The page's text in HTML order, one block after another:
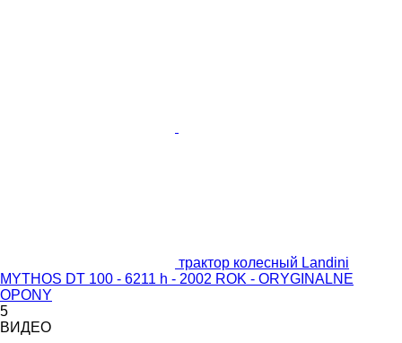
трактор колесный Landini
MYTHOS DT 100 - 6211 h - 2002 ROK - ORYGINALNE
OPONY
5
ВИДЕО